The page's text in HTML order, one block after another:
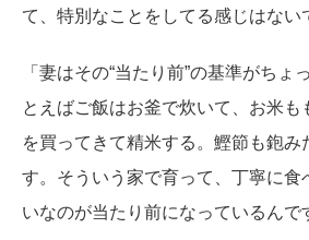
て、特別なことをしてる感じはない
「妻はその“当たり前”の基準がちょ
とえばご飯はお釜で炊いて、お米も
を買ってきて精米する。鰹節も鉋み
す。そういう家で育って、丁寧に食
いなのが当たり前になっているんで